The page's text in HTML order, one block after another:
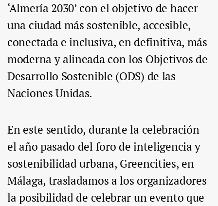
‘Almería 2030’ con el objetivo de hacer
una ciudad más sostenible, accesible,
conectada e inclusiva, en definitiva, más
moderna y alineada con los Objetivos de
Desarrollo Sostenible (ODS) de las
Naciones Unidas.
En este sentido, durante la celebración
el año pasado del foro de inteligencia y
sostenibilidad urbana, Greencities, en
Málaga, trasladamos a los organizadores
la posibilidad de celebrar un evento que